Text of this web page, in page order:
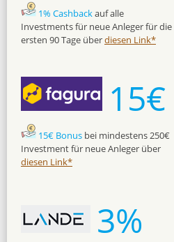
1% Cashbackauf alle
Investments für neue Anleger für die
ersten 90 Tage überdiesen Link*
15€
15€ Bonus bei mindestens 250€
Investment für neue Anleger über
diesen Link*
3%